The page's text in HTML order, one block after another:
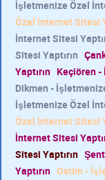
İşletmenize Özel
Özel İnternet Sitesi
İnternet Sitesi
Sitesi Yaptırın
Yaptırın Keçiören -
Dikmen -
İşletmenize Özel
Özel İnternet Sitesi
İnternet Sitesi
Sitesi Yaptırın
Yaptırın Ostim -